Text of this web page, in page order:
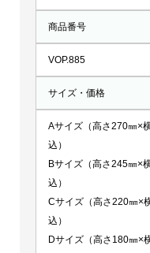
商品番号
VOP.885
サイズ・価格
Aサイズ（高さ270㎜×
込）
Bサイズ（高さ245㎜×
込）
Cサイズ（高さ220㎜×
込）
Dサイズ（高さ180㎜×